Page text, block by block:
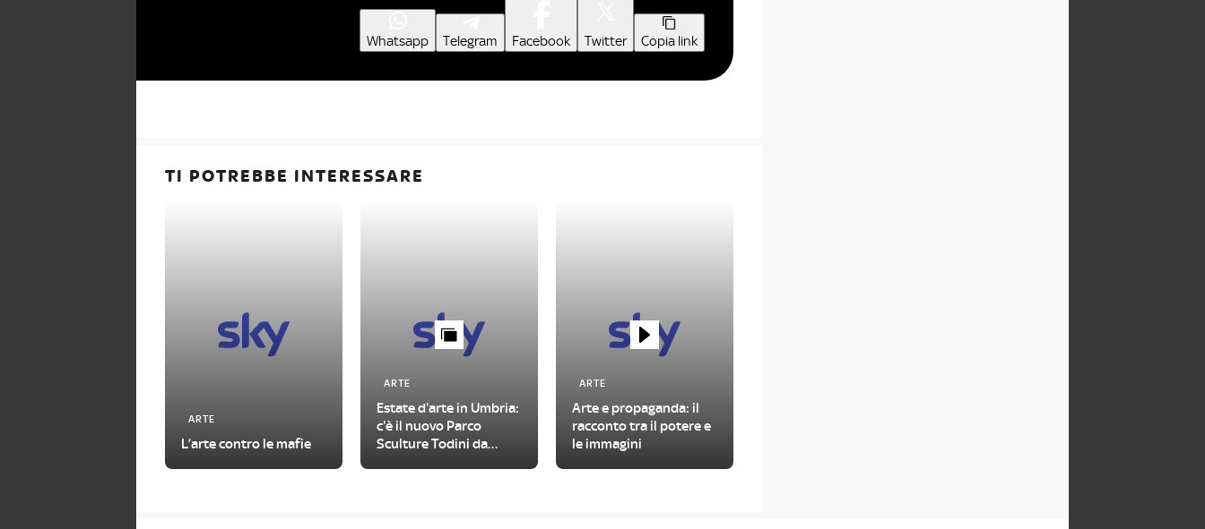
Whatsapp Telegram Facebook Twitter Copia link
TI POTREBBE INTERESSARE
ARTE
L’arte contro le mafie
ARTE
Estate d'arte in Umbria:
c'è il nuovo Parco
Sculture Todini da
ARTE
Arte e propaganda: il
racconto tra il potere e
le immagini